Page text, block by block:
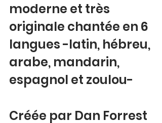
moderne et très
originale chantée en 6
langues -latin, hébreu,
arabe, mandarin,
espagnol et zoulou-
Créée par Dan Forrest